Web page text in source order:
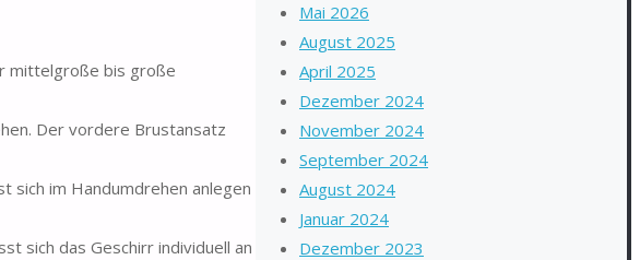
mittelgroße bis große
Der vordere Brustansatz
sich im Handumdrehen anlegen
sich das Geschirr individuell an
Mai 2026
August 2025
April 2025
Dezember 2024
November 2024
September 2024
August 2024
Januar 2024
Dezember 2023